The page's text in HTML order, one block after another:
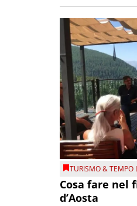
TURISMO & TEMPO
Cosa fare nel
d’Aosta